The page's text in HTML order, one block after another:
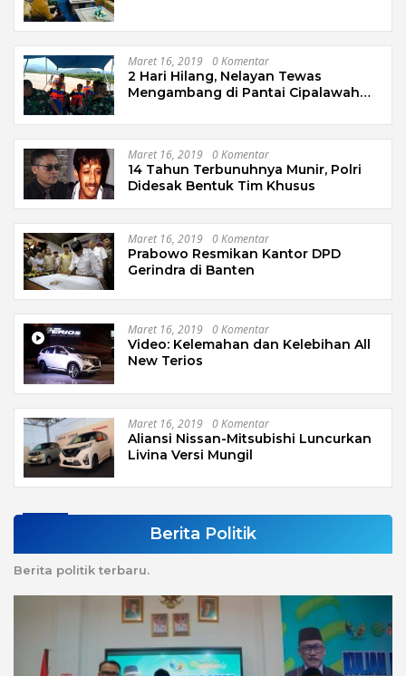
Maret 16, 2019 0 Komentar
2 Hari Hilang, Nelayan Tewas
Mengambang di Pantai Cipalawah
Maret 16, 2019 0 Komentar
14 Tahun Terbunuhnya Munir, Polri
Didesak Bentuk Tim Khusus
Maret 16, 2019 0 Komentar
Prabowo Resmikan Kantor DPD
Gerindra di Banten
Maret 16, 2019 0 Komentar
Video: Kelemahan dan Kelebihan All
New Terios
Maret 16, 2019 0 Komentar
Aliansi Nissan-Mitsubishi Luncurkan
Livina Versi Mungil
Berita Politik
Berita politik terbaru.